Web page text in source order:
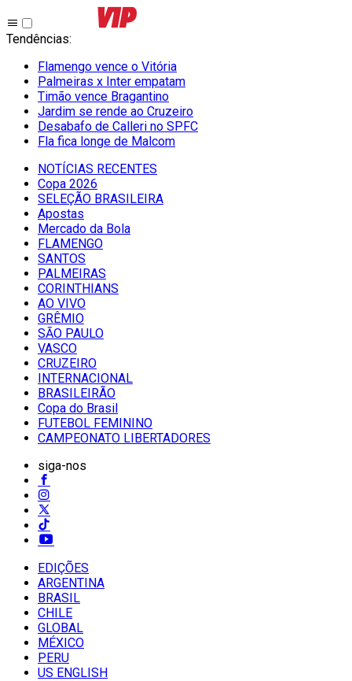
Tendências:
Flamengo vence o Vitória
Palmeiras x Inter empatam
Timão vence Bragantino
Jardim se rende ao Cruzeiro
Desabafo de Calleri no SPFC
Fla fica longe de Malcom
NOTÍCIAS RECENTES
Copa 2026
SELEÇÃO BRASILEIRA
Apostas
Mercado da Bola
FLAMENGO
SANTOS
PALMEIRAS
CORINTHIANS
AO VIVO
GRÊMIO
SĀO PAULO
VASCO
CRUZEIRO
INTERNACIONAL
BRASILEIRÃO
Copa do Brasil
FUTEBOL FEMININO
CAMPEONATO LIBERTADORES
siga-nos
EDIÇÕES
ARGENTINA
BRASIL
CHILE
GLOBAL
MÉXICO
PERU
US ENGLISH